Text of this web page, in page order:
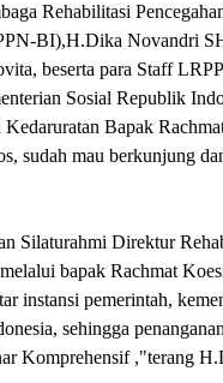
Rehabilitasi
BI),H.Dika Novandri
beserta para Staff
Sosial Republik
Bapak
sudah mau berkunjung
Silaturahmi Direktur
bapak Rachmat
instansi pemerintah,
sehingga
Komprehensif ,"terang